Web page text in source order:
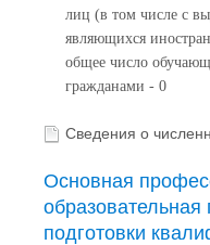
лиц (в том числе с
являющихся
общее число
гражданами - 0
Сведения о
Основная
подготовки